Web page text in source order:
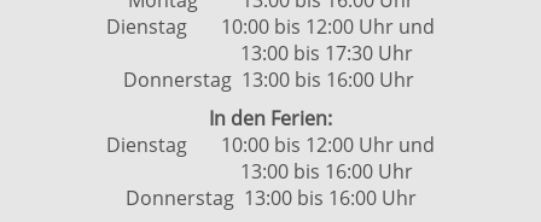
Dienstag 10:00 bis 12:00 Uhr und
13:00 bis 17:30 Uhr
Donnerstag 13:00 bis 16:00 Uhr
In den Ferien:
Dienstag 10:00 bis 12:00 Uhr und
13:00 bis 16:00 Uhr
Donnerstag 13:00 bis 16:00 Uhr